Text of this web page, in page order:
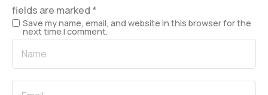
fields are marked *
Save my name, email, and website in this browser for the
next time I comment.